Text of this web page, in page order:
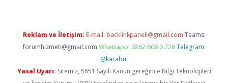
Reklam ve İletişim: E-mail: backlinkpaneli@gmail.com Teams:
forumhizmeti@gmail.com Whatsapp: 0262 606 0 726 Telegram:
@karabul
Yasal Uyarı: Sitemiz, 5651 Sayılı Kanun gereğince Bilgi Teknolojileri